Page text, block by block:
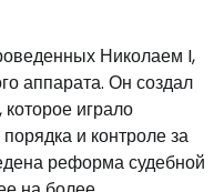
Николаем I,
аппарата. Он создал
играло
и контроле за
реформа судебной